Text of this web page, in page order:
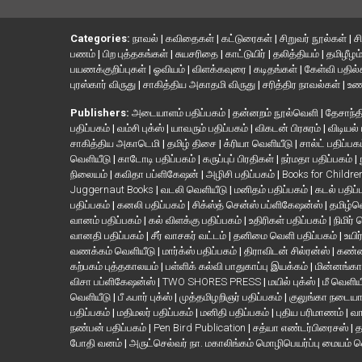
Categories: நாவல் | கவிதைகள் | கட்டுரைகள் | சிறுவர் நூல்கள் |
பணம் | பிற புத்தகங்கள் | சுயசரிதை | காட்டுயிர் | தலித்தியம் | தமிழீழம்
பயணக்குறிப்புகள் | ஓவியம் | விளக்கவுரை | கடிதங்கள் | கேள்வி
புரஸ்கார் விருது | சாகித்திய அகாதமி விருது | சரித்திர நாவல்கள் |
Publishers: அடையாளம் பதிப்பகம் | தன்னறம் நூல்வெளி |
பதிப்பகம் | வம்சி புக்ஸ் | யாவரும் பதிப்பகம் | விகடன் பிரசுரம் |
சாகித்திய அகாடெமி | தமிழ் திசை | க்ரியா வெளியீடு | சால்ட்
வெளியீடு | காடோடி பதிப்பகம் | கருப்புப் பிரதிகள் | நர்மதா பதிப்பகம் |
நிலையம் | கவிதா பப்ளிகேஷன் | அழிசி பதிப்பகம் | Books for
Juggernaut Books | வடலி வெளியீடு | மனிதம் பதிப்பகம் | கடல்
பதிப்பகம் | கனலி பதிப்பகம் | சிக்ஸ்த் சென்ஸ் பப்ளிகேஷன்ஸ் |
வானம் பதிப்பகம் | கல் விளக்கு பதிப்பகம் | உதிரிகள் பதிப்பகம் | நிமிர்
வானதி பதிப்பகம் | சீர் வாசகர் வட்டம் | தனிமை வெளி பதிப்பகம் |
வணக்கம் வெளியீடு | மார்க்ஸ் பதிப்பகம் | திராவிடன் சில்ரன்ஸ் |
கற்பகம் புத்தகாலயம் | பள்ளிக் கல்வி பாதுகாப்பு இயக்கம் |
விசா பப்ளிகேஷன்ஸ் | TWO SHORES PRESS | மயில் புக்ஸ் | மீ
வெளியீடு | பீ ஃபார் புக்ஸ் | முத்தமிழறிஞர் பதிப்பகம் | குலுங்கா
பதிப்பகம் | மதிமலர் பதிப்பகம் | மனிதி பதிப்பகம் | புதிய பரிமாணம் |
நண்பன் பதிப்பகம் | Pen Bird Publication | சத்யா எண்டர்பிரைசஸ் |
போதி வனம் | அருட்செல்வர் நா. மகாலிங்கம் மொழிபெயர்ப்பு மையம்